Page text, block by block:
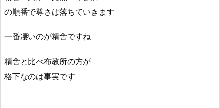
の順番で尊さは落ちていきます
一番凄いのが精舎ですね
精舎と比べ布教所の方が
格下なのは事実です